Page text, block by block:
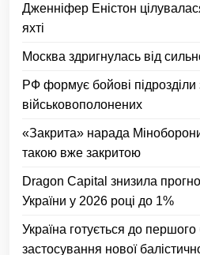
Дженніфер Еністон
яхті
Москва здригнулась від
РФ формує бойові підрозділи
військовополонених
«Закрита» нарада
такою вже закритою
Dragon Capital знизила
України у 2026 році до 1%
Україна готується до
застосування нової